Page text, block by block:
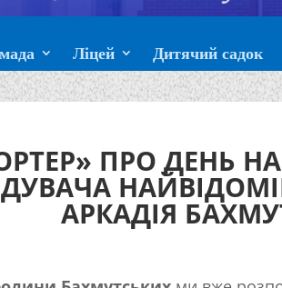
Ліцей Дитячий садок
ПРО ДЕНЬ
АРКАДІЯ